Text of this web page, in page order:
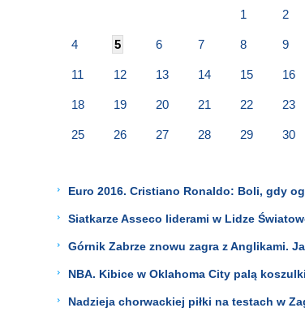
1 2
4 5 6 7 8 9
11 12 13 14 15 16
18 19 20 21 22 23
25 26 27 28 29 30
Euro 2016. Cristiano Ronaldo: Boli, gdy
Siatkarze Asseco liderami w Lidze
Górnik Zabrze znowu zagra z Anglikami.
NBA. Kibice w Oklahoma City palą
Nadzieja chorwackiej piłki na testach w